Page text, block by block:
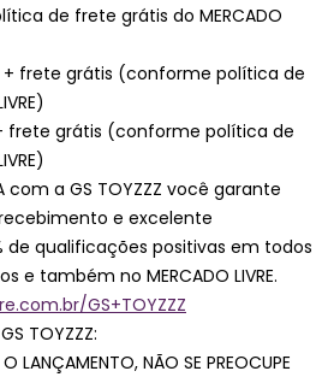
de frete grátis do MERCADO
+ frete grátis (conforme política de
+ frete grátis (conforme política de
com a GS TOYZZZ você garante
e excelente
de qualificações positivas em todos
e também no MERCADO LIVRE.
GS+TOYZZZ
TOYZZZ:
LANÇAMENTO, NÃO SE PREOCUPE